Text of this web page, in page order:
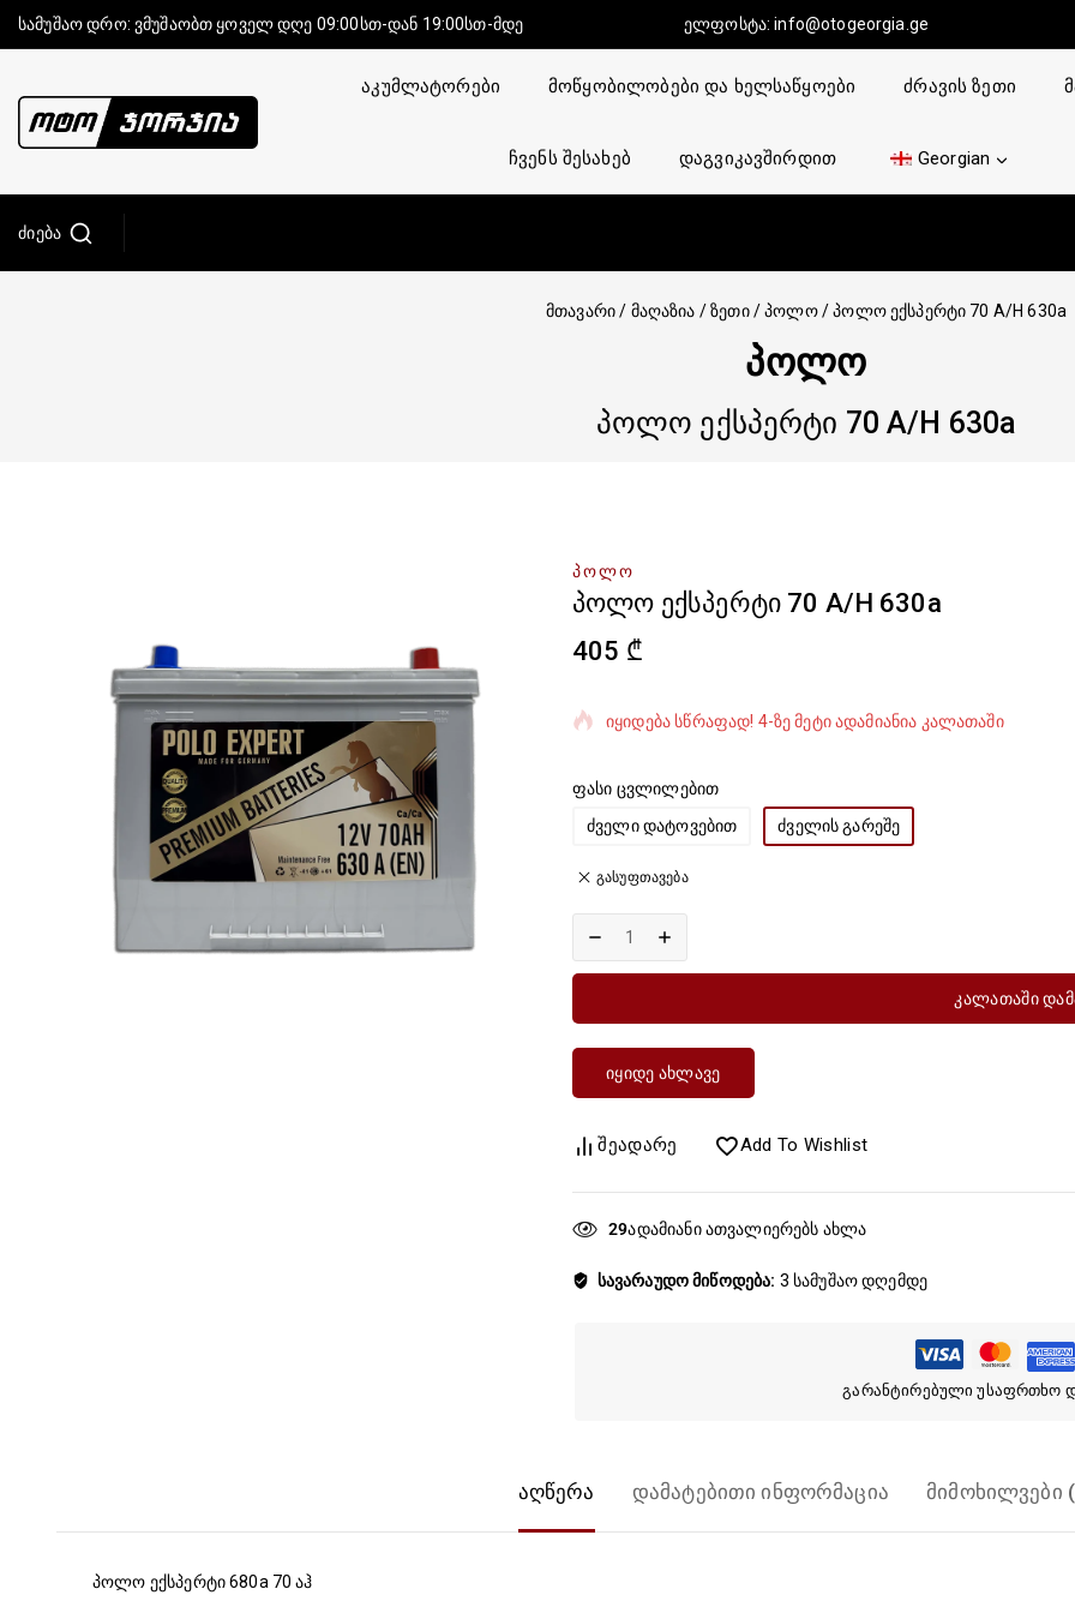
სამუშაო დრო: ვმუშაობთ ყოველ დღე 09:00სთ-დან 19:00სთ-მდე ელფოსტა:info@otogeorgia.ge
აკუმლატორები მოწყობილობები და ხელსაწყოები ძრავის ზეთი
ჩვენს შესახებ დაგვიკავშირდით Georgian
Ძიება
მთავარი / მაღაზია /ზეთი /პოლო / პოლო ექსპერტი 70 A/H 630a
ᲞᲝᲚᲝ
პოლო ექსპერტი 70 A/H 630a
ᲞᲝᲚᲝ
პოლო ექსპერტი 70 A/H 630a
405 ₾
ბოლო 6 საათში გაყიდული 20 პროდუქტი
იყიდება სწრაფად! 4-ზე მეტი ადამიანია კალათაში
ფასი ცვლილებით
ძველი დატოვებით
ძველის გარეშე
გასუფთავება
Კალათაში
Იყიდე Ახლავე
Შეადარე Add To Wishlist
20
სავარაუდო მიწოდება: 3 სამუშაო დღემდე
გარანტირებული უსაფრთხო
აღწერა დამატებითი ინფორმაცია მიმოხილვები
პოლო ექსპერტი 680a 70 აჰ